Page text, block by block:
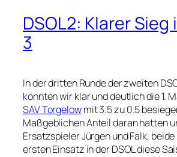
DSOL2: Klarer Sieg
3
In der dritten Runde der zweiten
konnten wir klar und deutlich die 1.
SAV Torgelowmit 3.5 zu 0.5
Maßgeblichen Anteil daran hatten
Ersatzspieler Jürgen und Falk,
ersten Einsatz in der DSOL diese